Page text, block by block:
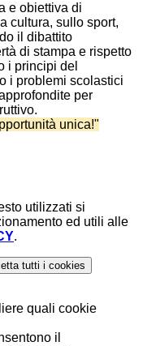
e obiettiva di
cultura, sullo sport,
il dibattito
di stampa e rispetto
i principi del
i problemi scolastici
per
unica!"
utilizzati si
ed utili alle
.
tutti i cookies
quali cookie
il